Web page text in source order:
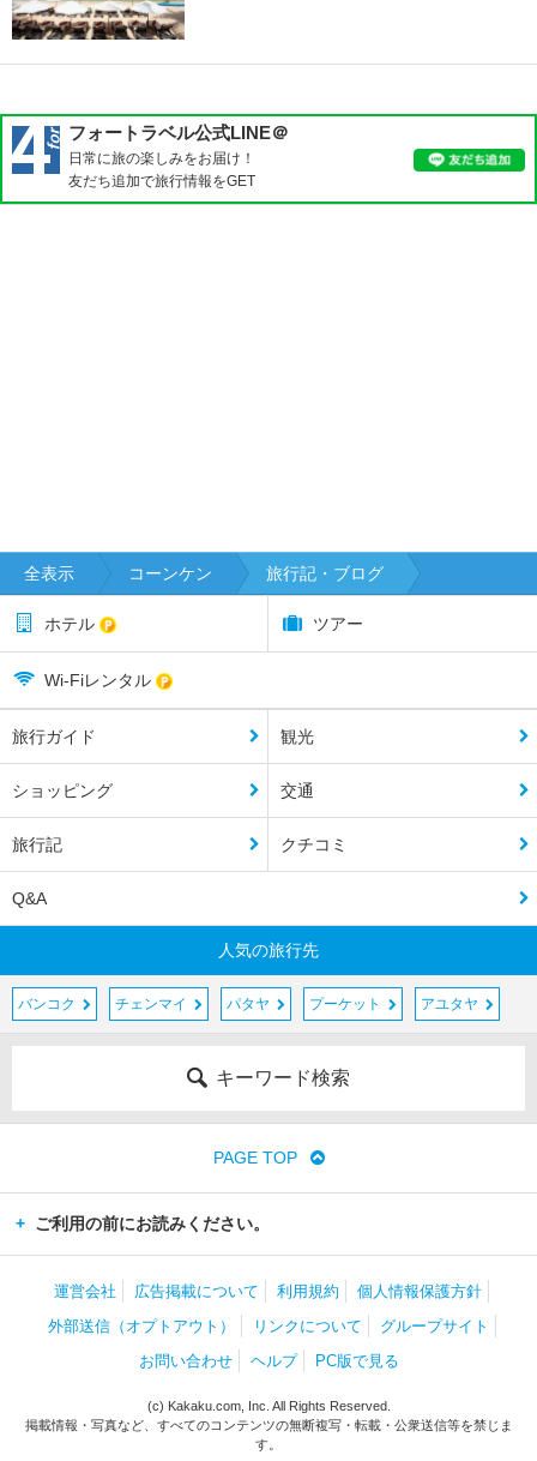
メ
ッ
ト
サ
ン
ケ
ッ
ト
シ
サ
ッ
チ
ャ
ナ
ー
ラ
イ
跡
公
園
シ
チ
ェ
・
フォートラベル公式LINE＠
日常に旅の楽しみをお届け！
友だち追加で旅行情報をGET
全表示 コーンケン 旅行記・ブログ
ホテル ツアー
Wi-Fiレンタル
旅行ガイド 観光
ショッピング 交通
旅行記 クチコミ
Q&A
人気の旅行先
バンコク チェンマイ パタヤ プーケット アユタヤ
キーワード検索
PAGE TOP
ご利用の前にお読みください。
運営会社 広告掲載について 利用規約
個人情報保護方針
外部送信（オプトアウト）
リンクについて
グループサイト
お問い合わせ
ヘルプ PC版で見る
(c) Kakaku.com, Inc. All Rights Reserved.
掲載情報・写真など、すべてのコンテンツの無断複写・転載・公衆送信等を禁じま
す。